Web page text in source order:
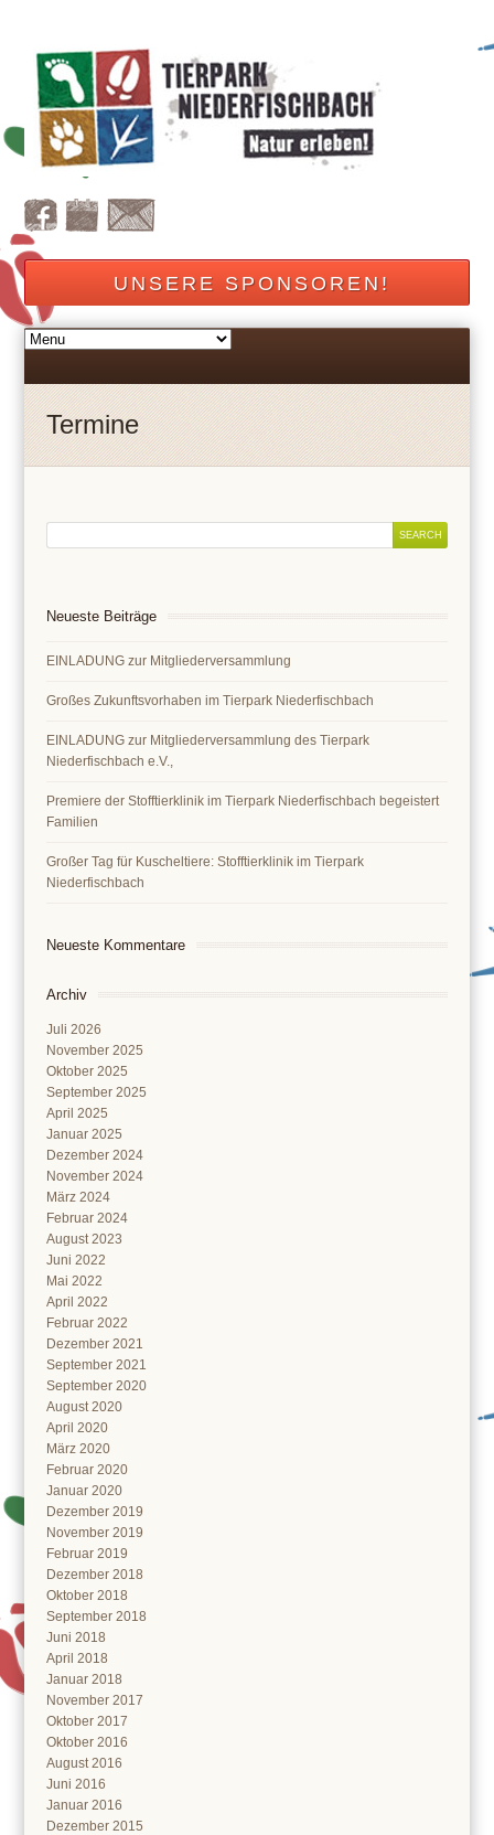
UNSERE SPONSOREN!
Termine
Neueste Beiträge
EINLADUNG zur Mitgliederversammlung
Großes Zukunftsvorhaben im Tierpark Niederfischbach
EINLADUNG zur Mitgliederversammlung des Tierpark
Niederfischbach e.V.,
Premiere der Stofftierklinik im Tierpark Niederfischbach begeistert
Familien
Großer Tag für Kuscheltiere: Stofftierklinik im Tierpark
Niederfischbach
Neueste Kommentare
Archiv
Juli 2026
November 2025
Oktober 2025
September 2025
April 2025
Januar 2025
Dezember 2024
November 2024
März 2024
Februar 2024
August 2023
Juni 2022
Mai 2022
April 2022
Februar 2022
Dezember 2021
September 2021
September 2020
August 2020
April 2020
März 2020
Februar 2020
Januar 2020
Dezember 2019
November 2019
Februar 2019
Dezember 2018
Oktober 2018
September 2018
Juni 2018
April 2018
Januar 2018
November 2017
Oktober 2017
Oktober 2016
August 2016
Juni 2016
Januar 2016
Dezember 2015